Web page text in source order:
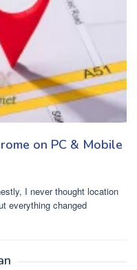
on PC & Mobile
I never thought location
everything changed